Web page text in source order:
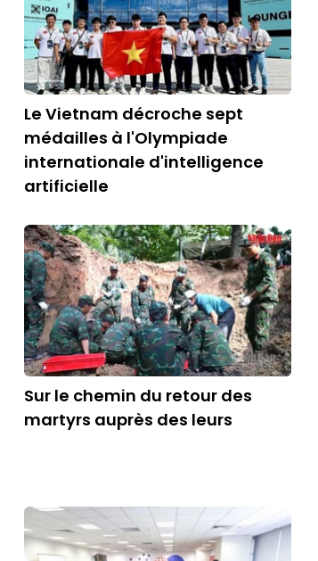
Le Vietnam décroche sept
médailles à l'Olympiade
internationale d'intelligence
artificielle
Sur le chemin du retour des
martyrs auprès des leurs